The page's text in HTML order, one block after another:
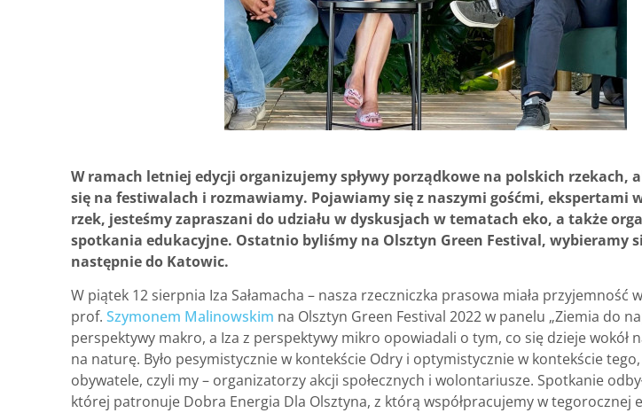
W ramach letniej edycji organizujemy spływy porządkowe na polskich rzekach,
się na festiwalach i rozmawiamy. Pojawiamy się z naszymi gośćmi, ekspertami
rzek, jesteśmy zapraszani do udziału w dyskusjach w tematach eko, a także
spotkania edukacyjne. Ostatnio byliśmy na Olsztyn Green Festival, wybieramy
następnie do Katowic.
W piątek 12 sierpnia Iza Sałamacha – nasza rzeczniczka prasowa miała przyjemność
prof. Szymonem Malinowskim na Olsztyn Green Festival 2022 w panelu „Ziemia do
perspektywy makro, a Iza z perspektywy mikro opowiadali o tym, co się dzieje wokół
na naturę. Było pesymistycznie w kontekście Odry i optymistycznie w kontekście
obywatele, czyli my – organizatorzy akcji społecznych i wolontariusze. Spotkanie
której patronuje Dobra Energia Dla Olsztyna, z którą współpracujemy w tegorocznej